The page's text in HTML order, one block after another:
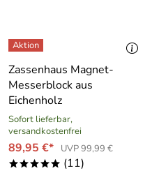
Zassenhaus Magnet-
Messerblock aus
Eichenholz
Sofort lieferbar,
versandkostenfrei
89,95 €* UVP 99,99 €
***** (11)